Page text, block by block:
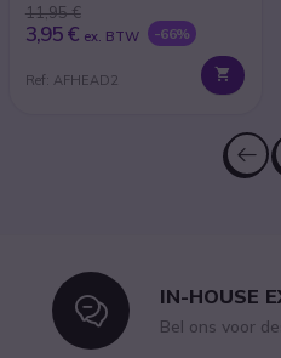
11,95 €
3,95 € ex. BTW -66%
Ref: AFHEAD2
IconIN-HOUSE
Bel ons voor